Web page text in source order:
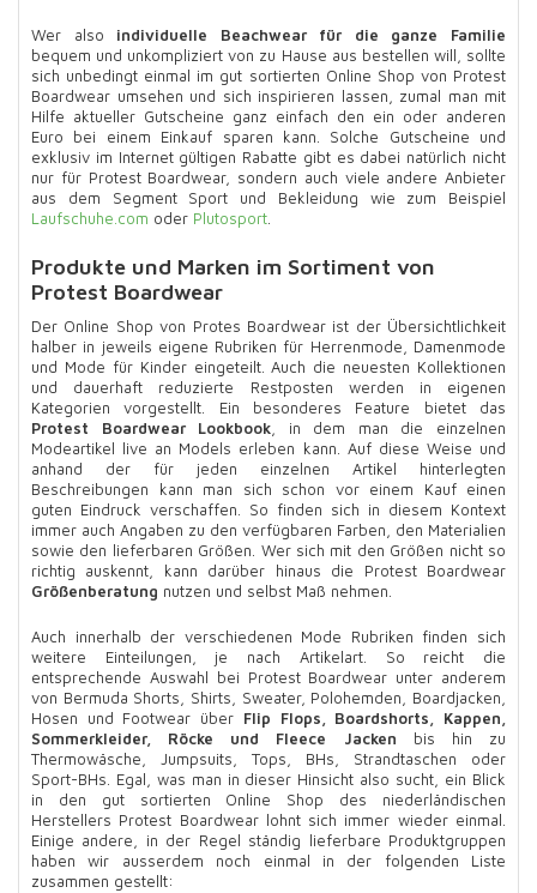
Wer also individuelle Beachwear für die ganze Familie
bequem und unkompliziert von zu Hause aus bestellen will, sollte
sich unbedingt einmal im gut sortierten Online Shop von Protest
Boardwear umsehen und sich inspirieren lassen, zumal man mit
Hilfe aktueller Gutscheine ganz einfach den ein oder anderen
Euro bei einem Einkauf sparen kann. Solche Gutscheine und
exklusiv im Internet gültigen Rabatte gibt es dabei natürlich nicht
nur für Protest Boardwear, sondern auch viele andere Anbieter
aus dem Segment Sport und Bekleidung wie zum Beispiel
Laufschuhe.com oder Plutosport
Produkte und Marken im Sortiment von
Protest Boardwear
Der Online Shop von Protes Boardwear ist der Übersichtlichkeit
halber in jeweils eigene Rubriken für Herrenmode, Damenmode
und Mode für Kinder eingeteilt. Auch die neuesten Kollektionen
und dauerhaft reduzierte Restposten werden in eigenen
Kategorien vorgestellt. Ein besonderes Feature bietet das
Protest Boardwear Lookbook, in dem man die einzelnen
Modeartikel live an Models erleben kann. Auf diese Weise und
anhand der für jeden einzelnen Artikel hinterlegten
Beschreibungen kann man sich schon vor einem Kauf einen
guten Eindruck verschaffen. So finden sich in diesem Kontext
immer auch Angaben zu den verfügbaren Farben, den Materialien
sowie den lieferbaren Größen. Wer sich mit den Größen nicht so
richtig auskennt, kann darüber hinaus die Protest Boardwear
Größenberatung nutzen und selbst Maß nehmen.
Auch innerhalb der verschiedenen Mode Rubriken finden sich
weitere Einteilungen, je nach Artikelart. So reicht die
entsprechende Auswahl bei Protest Boardwear unter anderem
von Bermuda Shorts, Shirts, Sweater, Polohemden, Boardjacken,
Hosen und Footwear über Flip Flops, Boardshorts, Kappen,
Sommerkleider, Röcke und Fleece Jacken bis hin zu
Thermowäsche, Jumpsuits, Tops, BHs, Strandtaschen oder
Sport-BHs. Egal, was man in dieser Hinsicht also sucht, ein Blick
in den gut sortierten Online Shop des niederländischen
Herstellers Protest Boardwear lohnt sich immer wieder einmal.
Einige andere, in der Regel ständig lieferbare Produktgruppen
haben wir ausserdem noch einmal in der folgenden Liste
zusammen gestellt: